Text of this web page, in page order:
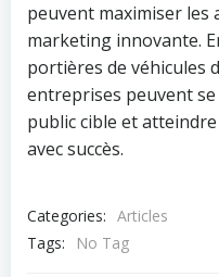
peuvent maximiser les
marketing innovante.
portières de véhicules
entreprises peuvent
public cible et
avec succès.
Categories: Articles
Tags:
No Tag